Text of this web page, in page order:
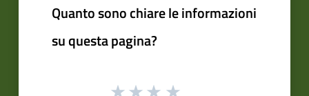
Quanto sono chiare le informazioni
su questa pagina?